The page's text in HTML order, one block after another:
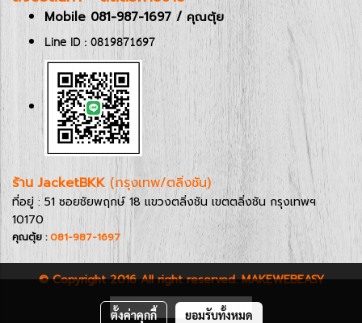
Mobile 081-987-1697 / คุณตุ้ย
Line ID : 0819871697
ร้าน JacketBKK (กรุงเทพ/ตลิ่งชัน)
ที่อยู่ : 51 ซอยชัยพฤกษ์ 18 แขวงตลิ่งชัน เขตตลิ่งชัน กรุงเทพฯ
10170
คุณตุ้ย :081-987-1697
© Copyright 2016 All right reserved. MAKEWEBEASY
ผู้เข้าชมวันนี้ 394
ตั้งค่าคุกกี้ ยอมรับทั้งหมด